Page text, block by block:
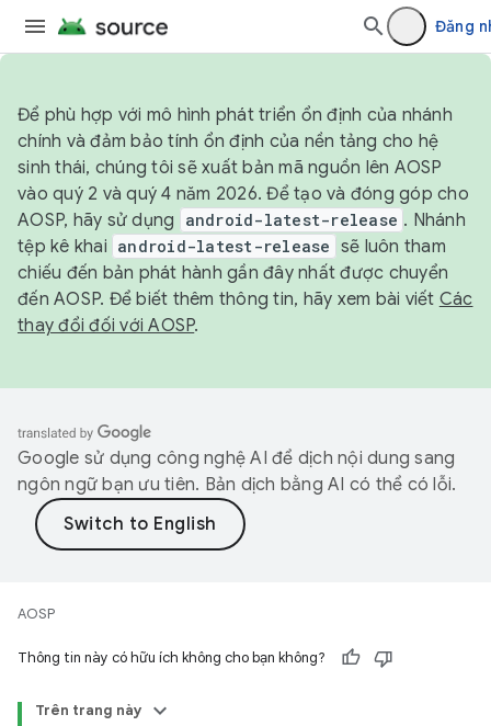
Đăng
Để phù hợp với mô hình phát triển ổn định của nhánh
chính và đảm bảo tính ổn định của nền tảng cho hệ
sinh thái, chúng tôi sẽ xuất bản mã nguồn lên AOSP
vào quý 2 và quý 4 năm 2026. Để tạo và đóng góp cho
AOSP, hãy sử dụng
android-latest-release . Nhánh
tệp kê khai android-latest-release sẽ luôn tham
chiếu đến bản phát hành gần đây nhất được chuyển
đến AOSP. Để biết thêm thông tin, hãy xem bài viết Các
thay đổi đối với AOSP.
Google sử dụng công nghệ AI để dịch nội dung sang
ngôn ngữ bạn ưu tiên. Bản dịch bằng AI có thể có lỗi.
AOSP
Thông tin này có hữu ích không cho bạn không?
Trên trang này